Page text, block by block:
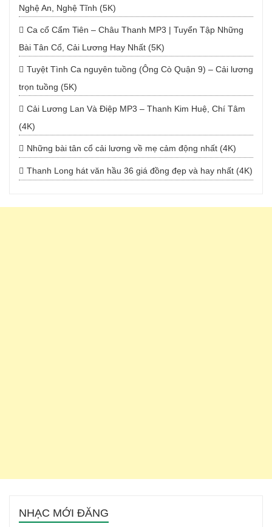
Nghệ An, Nghệ Tĩnh (5K)
Ca cổ Cẩm Tiên – Châu Thanh MP3 | Tuyển Tập Những
Bài Tân Cổ, Cải Lương Hay Nhất (5K)
Tuyệt Tình Ca nguyên tuồng (Ông Cò Quận 9) – Cải lương
trọn tuồng (5K)
Cải Lương Lan Và Điệp MP3 – Thanh Kim Huệ, Chí Tâm
(4K)
Những bài tân cổ cải lương về mẹ cảm động nhất (4K)
Thanh Long hát văn hầu 36 giá đồng đẹp và hay nhất (4K)
NHẠC MỚI ĐĂNG